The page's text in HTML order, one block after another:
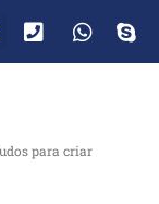
para criar